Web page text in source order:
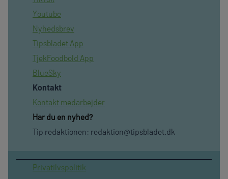
Youtube
Nyhedsbrev
Tipsbladet App
TjekFoodbold App
BlueSky
Kontakt
Kontakt medarbejder
Har du en nyhed?
Tip redaktionen: redaktion@tipsbladet.dk
Privatilvspolitik